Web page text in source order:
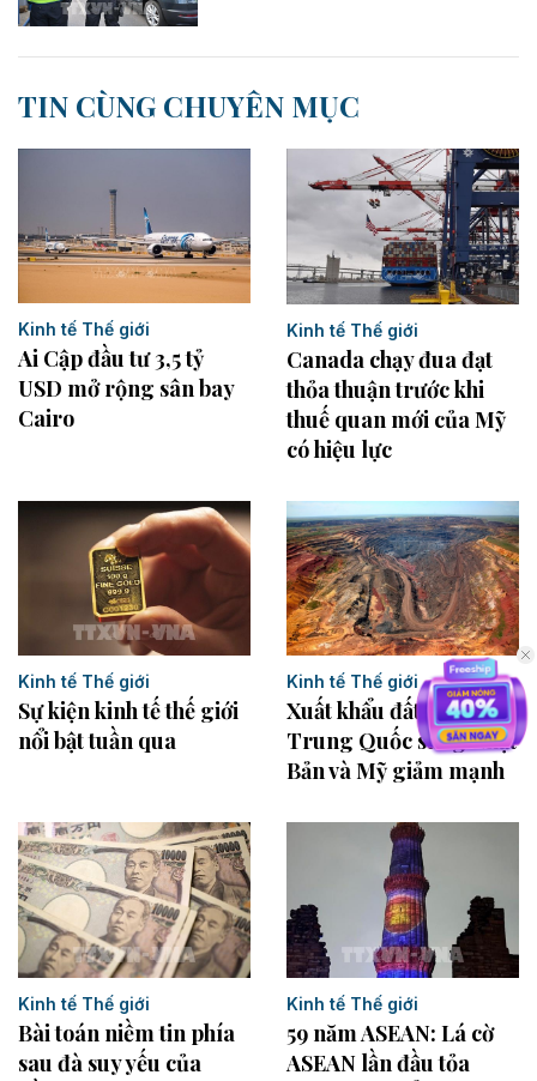
TIN CÙNG CHUYÊN MỤC
Kinh tế Thế giới
Ai Cập đầu tư 3,5 tỷ
USD mở rộng sân bay
Cairo
Kinh tế Thế giới
Canada chạy đua đạt
thỏa thuận trước khi
thuế quan mới của Mỹ
có hiệu lực
Kinh tế Thế giới
Sự kiện kinh tế thế giới
nổi bật tuần qua
Kinh tế Thế giới
Xuất khẩu đất hiếm của
Trung Quốc sang Nhật
Bản và Mỹ giảm mạnh
Kinh tế Thế giới
Bài toán niềm tin phía
sau đà suy yếu của
Kinh tế Thế giới
59 năm ASEAN: Lá cờ
ASEAN lần đầu tỏa